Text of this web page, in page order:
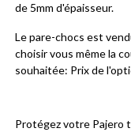
de 5mm d'épaisseur.
Le pare-chocs est
choisir vous même la
souhaitée: Prix de
Protégez votre Pajero